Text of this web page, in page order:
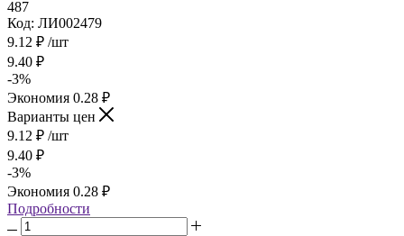
487
Код: ЛИ002479
9.12 ₽ /шт
9.40 ₽
-3%
Экономия 0.28 ₽
Варианты цен
9.12 ₽ /шт
9.40 ₽
-3%
Экономия 0.28 ₽
Подробности